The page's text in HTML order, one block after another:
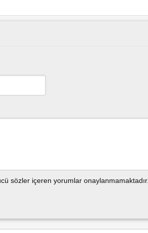
sözler içeren yorumlar onaylanmamaktadır.